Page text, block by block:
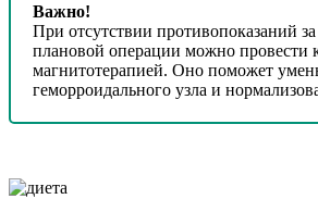
Важно!
При отсутствии противопоказаний
плановой операции можно провести
магнитотерапией. Оно поможет
геморроидального узла и